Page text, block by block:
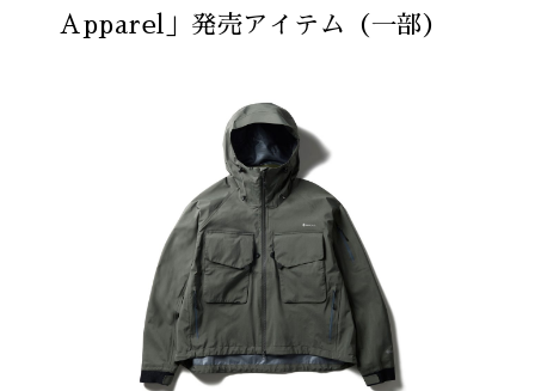
Apparel」発売アイテム（一部）